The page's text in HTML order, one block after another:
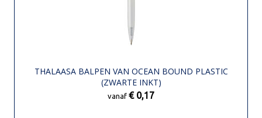
THALAASA BALPEN VAN OCEAN BOUND PLASTIC
(ZWARTE INKT)
vanaf € 0,17